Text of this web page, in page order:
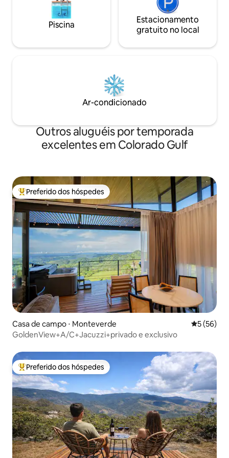
Piscina
Estacionamento
gratuito no local
Ar-condicionado
Outros aluguéis por temporada
excelentes em Colorado Gulf
Entre os melhores preferidos dos hóspedes
Preferido dos hóspedes
Casa de campo ⋅ Monteverde 5 de uma
5 (56)
GoldenView+A/C+Jacuzzi+privado e exclusivo
Entre os melhores preferidos dos hóspedes
Preferido dos hóspedes